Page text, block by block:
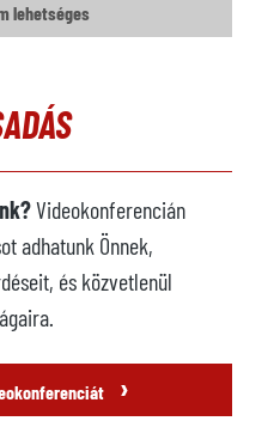
lehetséges
Videokonferencián
adhatunk Önnek,
és közvetlenül
›